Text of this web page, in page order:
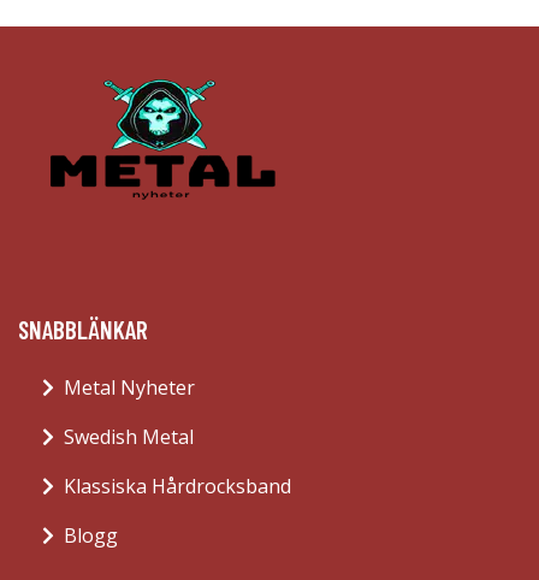
SNABBLÄNKAR
Metal Nyheter
Swedish Metal
Klassiska Hårdrocksband
Blogg